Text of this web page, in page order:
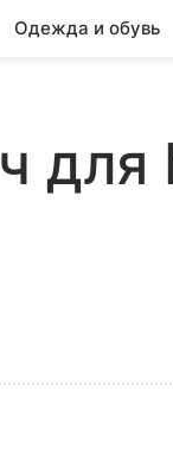
Одежда и обувь